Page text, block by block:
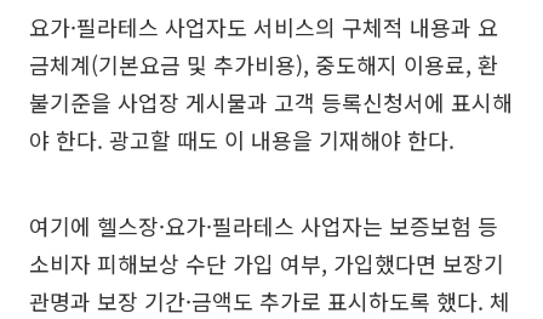
요가·필라테스 사업자도 서비스의 구체적 내용과 요
금체계(기본요금 및 추가비용), 중도해지 이용료, 환
불기준을 사업장 게시물과 고객 등록신청서에 표시해
야 한다. 광고할 때도 이 내용을 기재해야 한다.
여기에 헬스장·요가·필라테스 사업자는 보증보험 등
소비자 피해보상 수단 가입 여부, 가입했다면 보장기
관명과 보장 기간·금액도 추가로 표시하도록 했다. 체